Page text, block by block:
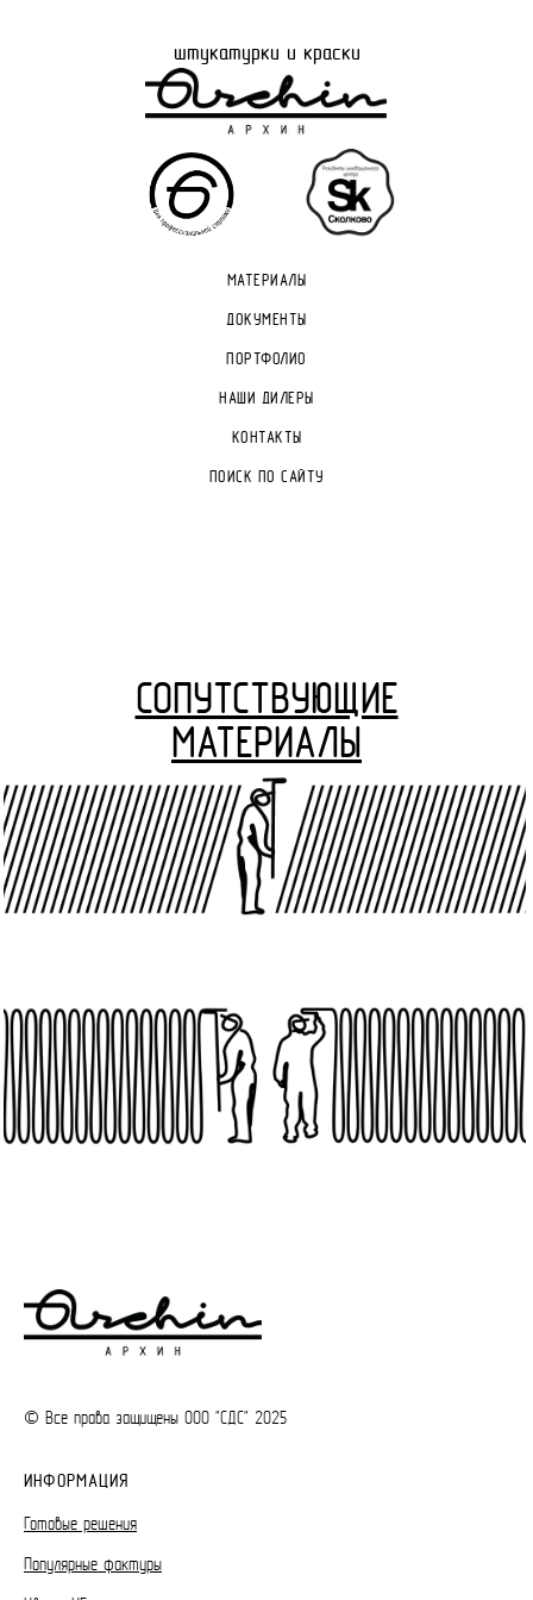
штукатурки и краски
МАТЕРИАЛЫ
ДОКУМЕНТЫ
ПОРТФОЛИО
НАШИ ДИЛЕРЫ
КОНТАКТЫ
ПОИСК ПО САЙТУ
СОПУТСТВУЮЩИЕ
МАТЕРИАЛЫ
© Все права защищены ООО "СДС" 2025
ИНФОРМАЦИЯ
Готовые решения
Популярные фактуры